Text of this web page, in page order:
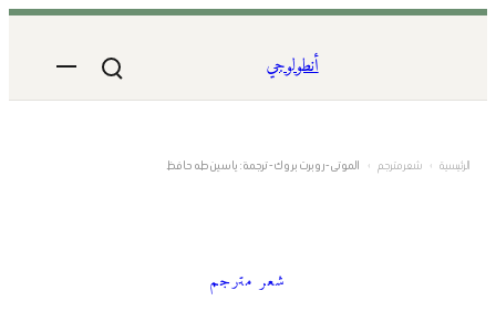
المحتوى
أنطولوجي
الرئيسية › شعر مترجم › الموتى-روبرت بروك- ترجمة: ياسين طه حافظ
شعر مترجم